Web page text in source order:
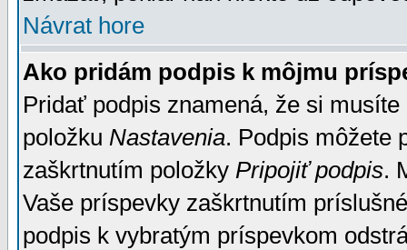
Návrat hore
Ako pridám podpis k môjmu
Pridať podpis znamená, že si
položku Nastavenia. Podpis môžete
zaškrtnutím položky Pripojiť podpis.
Vaše príspevky zaškrtnutím
podpis k vybratým príspevkom